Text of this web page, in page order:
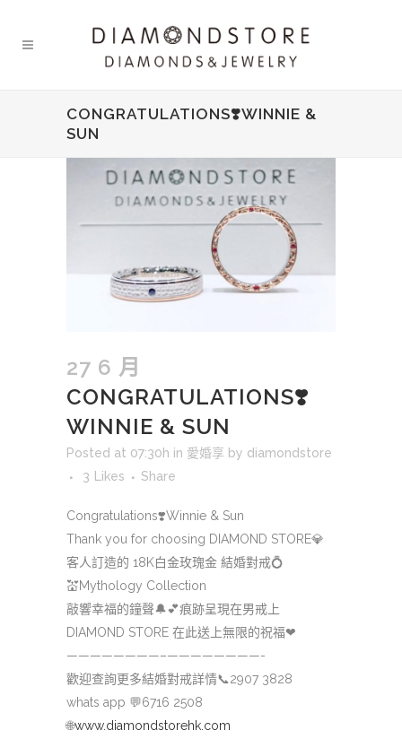
CONGRATULATIONS❣️WINNIE &
SUN
27 6 月
CONGRATULATIONS❣️
WINNIE & SUN
Posted at 07:30h in 愛婚享 by diamondstore
3
Likes Share
Congratulations❣️Winnie & Sun
Thank you for choosing DIAMOND STORE💎
客人訂造的 18K白金玫瑰金 結婚對戒💍
💒Mythology Collection
敲響幸福的鐘聲🔔💕痕跡呈現在男戒上
DIAMOND STORE 在此送上無限的祝福❤
————————–————————-
歡迎查詢更多結婚對戒詳情📞2907 3828
whats app 💬6716 2508
🌐www.diamondstorehk.com